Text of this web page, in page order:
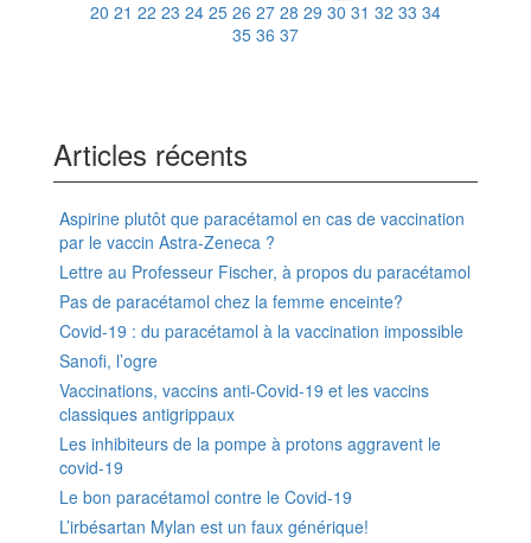
20 21 22 23 24 25 26 27 28 29 30 31 32 33 34
35 36 37
Articles récents
Aspirine plutôt que paracétamol en cas de vaccination
par le vaccin Astra-Zeneca ?
Lettre au Professeur Fischer, à propos du paracétamol
Pas de paracétamol chez la femme enceinte?
Covid-19 : du paracétamol à la vaccination impossible
Sanofi, l’ogre
Vaccinations, vaccins anti-Covid-19 et les vaccins
classiques antigrippaux
Les inhibiteurs de la pompe à protons aggravent le
covid-19
Le bon paracétamol contre le Covid-19
L’irbésartan Mylan est un faux générique!